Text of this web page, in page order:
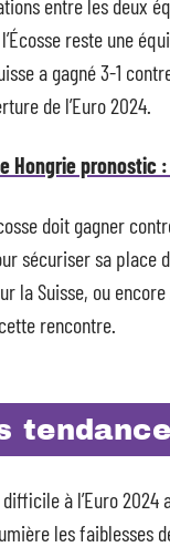
entre les deux
l’Écosse reste une
a gagné 3-1
de l’Euro 2024.
Hongrie
doit gagner
sécuriser sa place
la Suisse, ou
rencontre.
difficile à l’Euro
les faiblesses